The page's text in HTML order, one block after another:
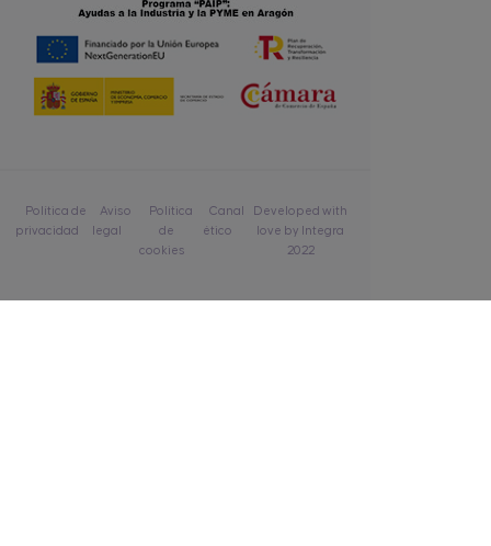
Política de
privacidad
Aviso
legal
Política
de
cookies
Canal
ético
Developed with
love by Integra
2022